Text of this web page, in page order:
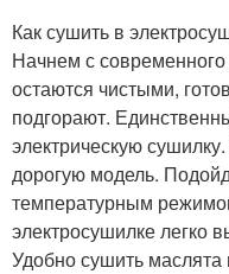
Как сушить в
Начнем с
остаются чистыми,
подгорают.
электрическую
дорогую модель.
температурным
электросушилке легко
Удобно сушить маслята